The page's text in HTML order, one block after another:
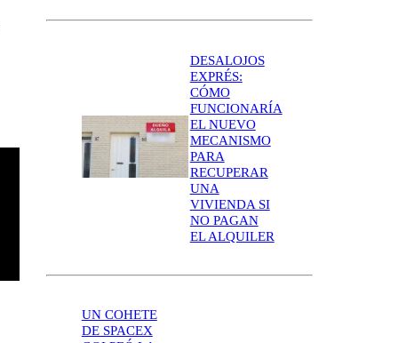
DESALOJOS
EXPRÉS:
CÓMO
FUNCIONARÍA
EL NUEVO
MECANISMO
PARA
RECUPERAR
UNA
VIVIENDA SI
NO PAGAN
EL ALQUILER
UN COHETE
DE SPACEX